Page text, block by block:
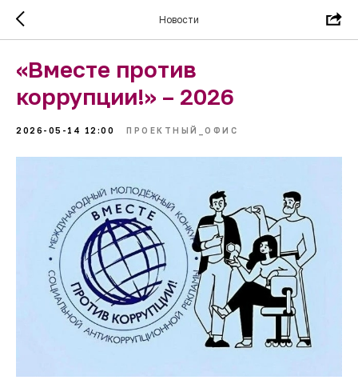
Новости
«Вместе против
коррупции!» – 2026
2026-05-14 12:00 ПРОЕКТНЫЙ_ОФИС